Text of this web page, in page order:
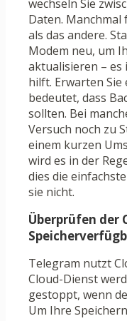
wechseln Sie
Daten.
als das andere.
Modem neu, um
aktualisieren – es
hilft. Erwarten
bedeutet, dass
sollten. Bei
Versuch noch zu
einem kurzen
wird es in der
dies die
sie nicht.
Überprüfen der
Telegram nutzt
Cloud-Dienst
gestoppt, wenn
Um Ihre